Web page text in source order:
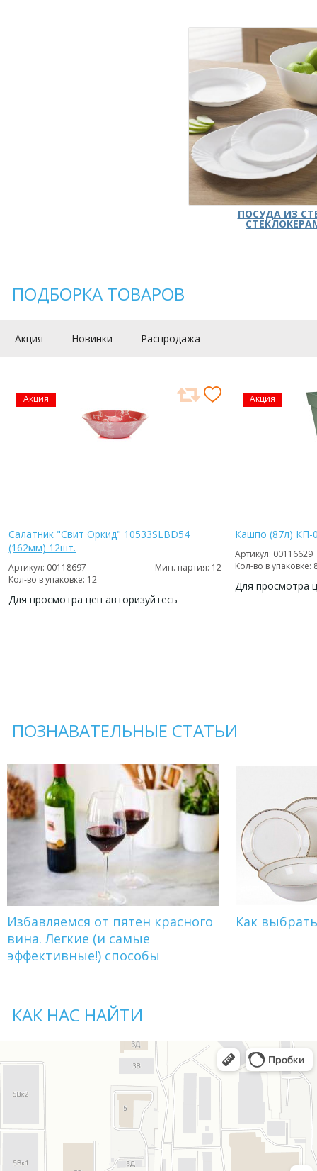
ПОСУДА ИЗ
ПОДБОРКА ТОВАРОВ
Акция Новинки Распродажа
Акция
Салатник "Свит Оркид" 10533SLBD54
(162мм) 12шт.
Артикул: 00118697
Мин. партия: 12
Кол-во в упаковке: 12
Для просмотра цен авторизуйтесь
Акция
Кашпо (87л) КП-
Артикул: 00116629
Кол-во в упаковке:
Для просмотра
ПОЗНАВАТЕЛЬНЫЕ СТАТЬИ
Избавляемся от пятен красного
вина. Легкие (и самые
эффективные!) способы
Как
КАК НАС НАЙТИ